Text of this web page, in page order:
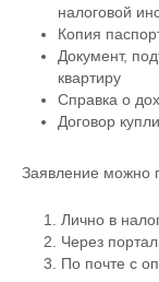
налоговой
Копия
Документ,
квартиру
Справка о
Договор
Заявление можно
Лично в
Через портал
По почте с